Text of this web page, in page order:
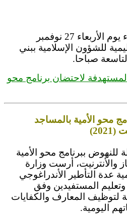
سيتم إجراء مقابلة الانتقاء يوم الأربعاء 27 نوفمبر
للشؤون الإسلامية ببني
صباحا.
المستهدفة لاحتضان برنامج محو
محو الأمية بالمساجد
للنهوض ببرنامج محو الأمية
والأنترنيت، أرست وزارة
عدة التأطير الأندراغوجي
المستفيدين وفق
لتوظيف المعارف والكفايات
اليومية.